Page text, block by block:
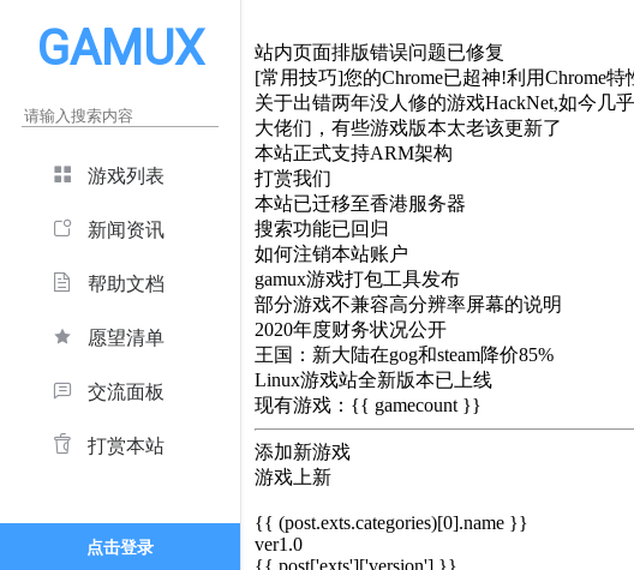
GAMUX
游戏列表
新闻资讯
帮助文档
愿望清单
交流面板
打赏本站
点击登录
站内页面排版错误问题已修复
[常用技巧]您的Chrome已超神!利用Chrome特
关于出错两年没人修的游戏HackNet,如今几
大佬们，有些游戏版本太老该更新了
本站正式支持ARM架构
打赏我们
本站已迁移至香港服务器
搜索功能已回归
如何注销本站账户
gamux游戏打包工具发布
部分游戏不兼容高分辨率屏幕的说明
2020年度财务状况公开
王国：新大陆在gog和steam降价85%
Linux游戏站全新版本已上线
现有游戏：{{ gamecount }}
添加新游戏
游戏上新
{{ (post.exts.categories)[0].name }}
ver1.0
{{ post['exts']['version'] }}